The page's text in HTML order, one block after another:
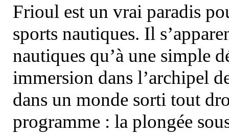
Frioul est un vrai paradis
sports nautiques. Il
nautiques qu’à une simple
immersion dans l’archipel
dans un monde sorti tout
programme : la plongée